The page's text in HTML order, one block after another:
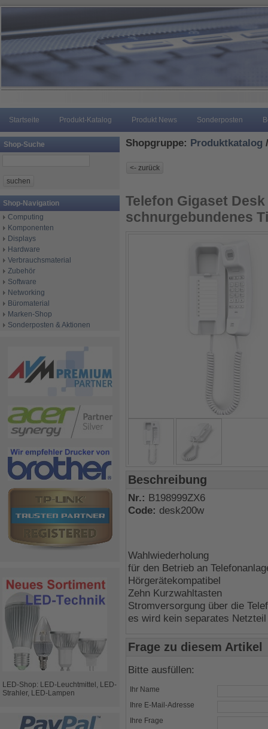
Startseite Produkt-Katalog Produkt News Sonderposten
Shop-Suche
Shop-Navigation
Computing
Komponenten
Displays
Hardware
Verbrauchsmaterial
Zubehör
Software
Networking
Büromaterial
Marken-Shop
Sonderposten & Aktionen
LED-Shop: LED-Leuchtmittel, LED-
Strahler, LED-Lampen
Shopgruppe: Produktkatalog
Telefon Gigaset
schnurgebundenes
Beschreibung
Nr.: B198999ZX6
Code: desk200w
Wahlwiederholung
für den Betrieb an
Hörgerätekompatibel
Zehn Kurzwahltasten
Stromversorgung über die
es wird kein separates
Frage zu diesem Artikel
Bitte ausfüllen:
Ihr Name
Ihre E-Mail-Adresse
Ihre Frage